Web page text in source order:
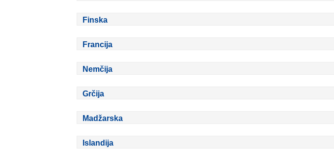
Finska
Francija
Nemčija
Grčija
Madžarska
Islandija